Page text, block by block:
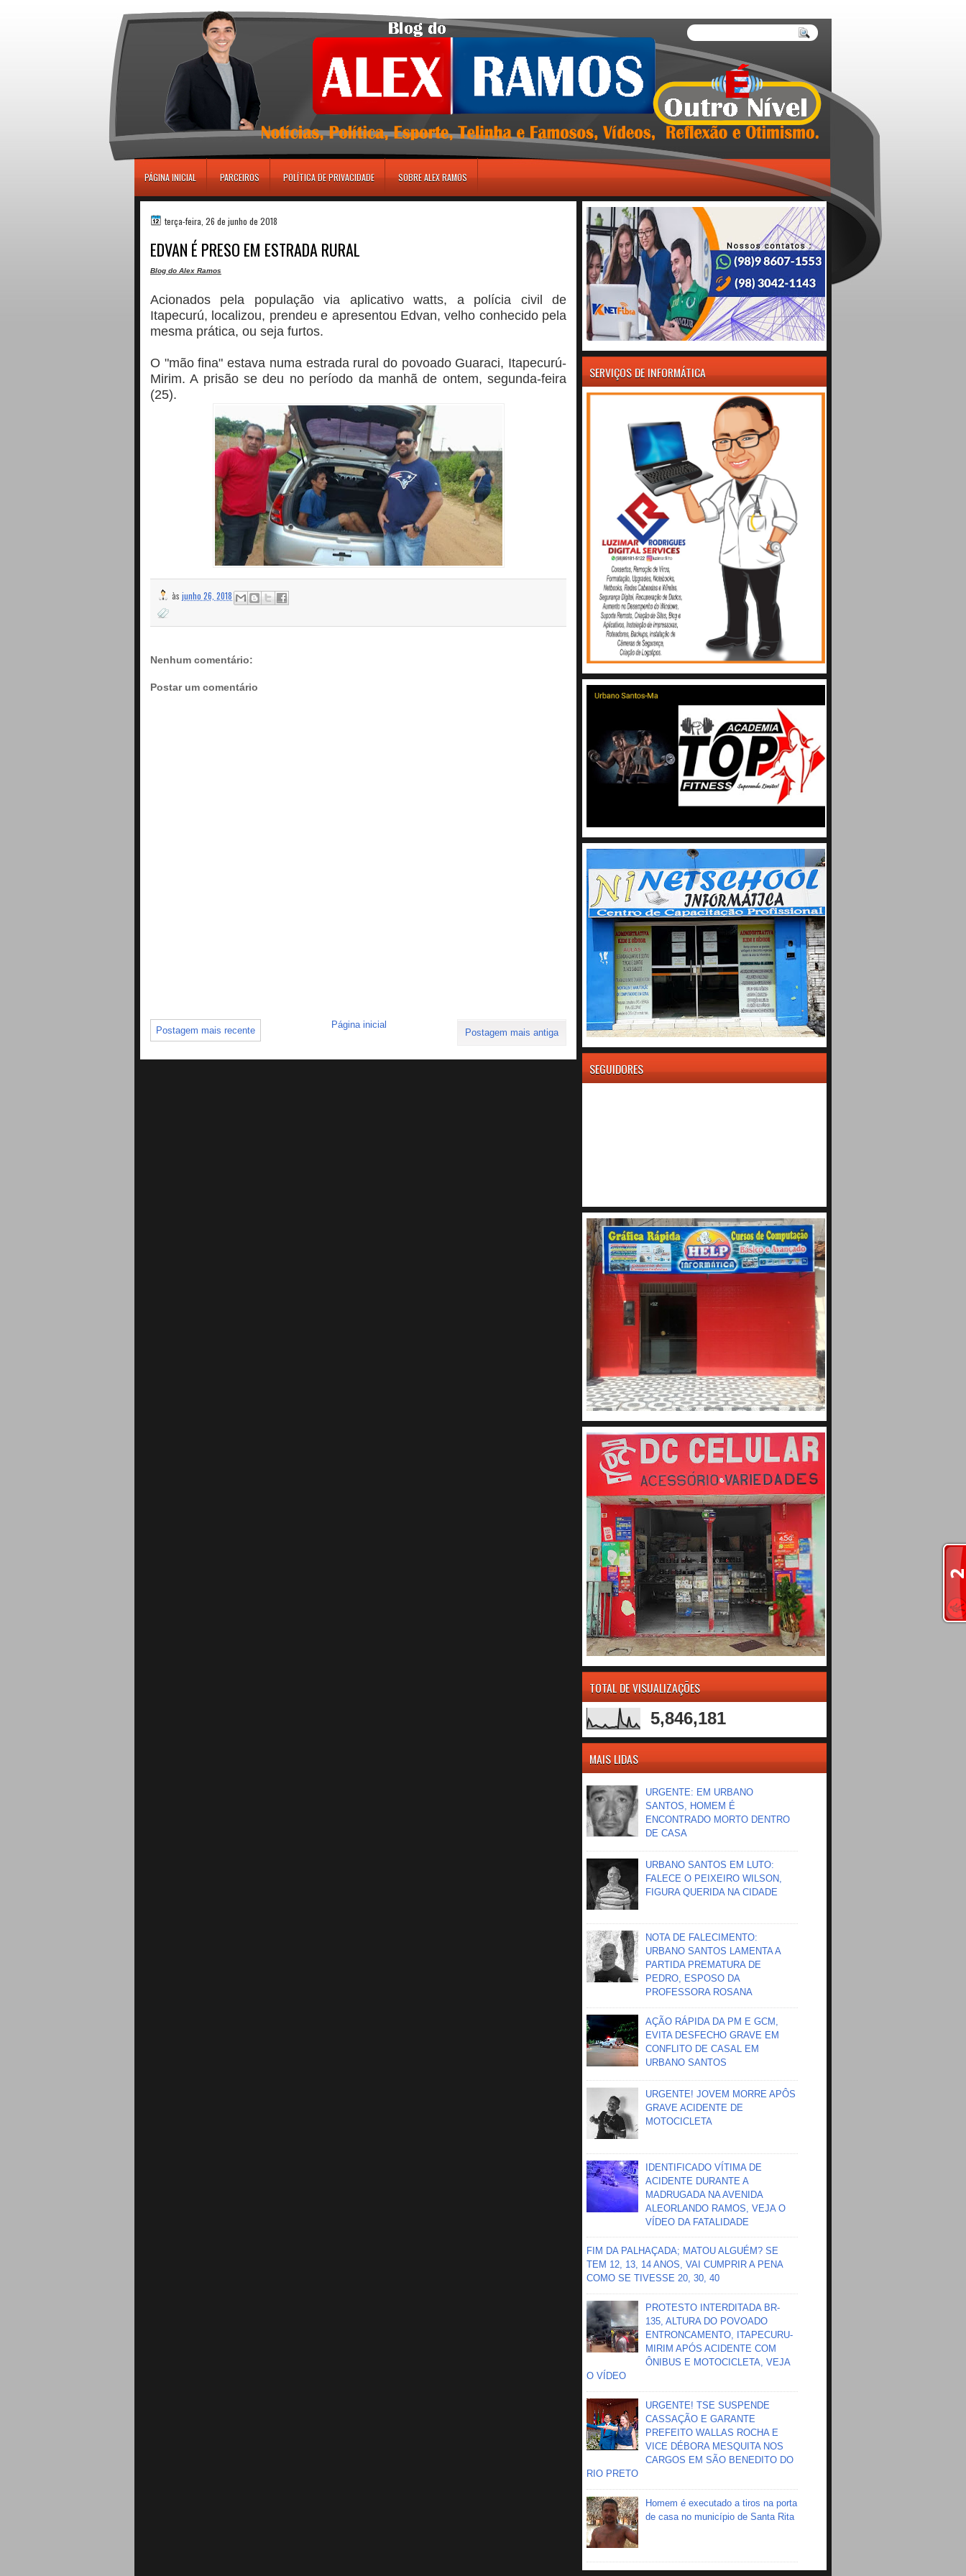
PÁGINA INICIAL PARCEIROS POLÍTICA DE PRIVACIDADE SOBRE ALEX RAMOS
terça-feira, 26 de junho de 2018
EDVAN É PRESO EM ESTRADA RURAL
Blog do Alex Ramos
Acionados pela população via aplicativo watts, a polícia civil de
Itapecurú, localizou, prendeu e apresentou Edvan, velho conhecido pela
mesma prática, ou seja furtos.
O "mão fina" estava numa estrada rural do povoado Guaraci, Itapecurú-
Mirim. A prisão se deu no período da manhã de ontem, segunda-feira
(25).
às junho 26, 2018
Nenhum comentário:
Postar um comentário
Postagem mais recente Postagem mais antiga
Página inicial
SERVIÇOS DE INFORMÁTICA
SEGUIDORES
TOTAL DE VISUALIZAÇÕES
5,846,181
MAIS LIDAS
URGENTE: EM URBANO
SANTOS, HOMEM É
ENCONTRADO MORTO DENTRO
DE CASA
URBANO SANTOS EM LUTO:
FALECE O PEIXEIRO WILSON,
FIGURA QUERIDA NA CIDADE
NOTA DE FALECIMENTO:
URBANO SANTOS LAMENTA A
PARTIDA PREMATURA DE
PEDRO, ESPOSO DA
PROFESSORA ROSANA
AÇÃO RÁPIDA DA PM E GCM,
EVITA DESFECHO GRAVE EM
CONFLITO DE CASAL EM
URBANO SANTOS
URGENTE! JOVEM MORRE APÔS
GRAVE ACIDENTE DE
MOTOCICLETA
IDENTIFICADO VÍTIMA DE
ACIDENTE DURANTE A
MADRUGADA NA AVENIDA
ALEORLANDO RAMOS, VEJA O
VÍDEO DA FATALIDADE
FIM DA PALHAÇADA; MATOU ALGUÉM? SE
TEM 12, 13, 14 ANOS, VAI CUMPRIR A PENA
COMO SE TIVESSE 20, 30, 40
PROTESTO INTERDITADA BR-
135, ALTURA DO POVOADO
ENTRONCAMENTO, ITAPECURU-
MIRIM APÓS ACIDENTE COM
ÔNIBUS E MOTOCICLETA, VEJA
O VÍDEO
URGENTE! TSE SUSPENDE
CASSAÇÃO E GARANTE
PREFEITO WALLAS ROCHA E
VICE DÉBORA MESQUITA NOS
CARGOS EM SÃO BENEDITO DO
RIO PRETO
Homem é executado a tiros na porta
de casa no município de Santa Rita